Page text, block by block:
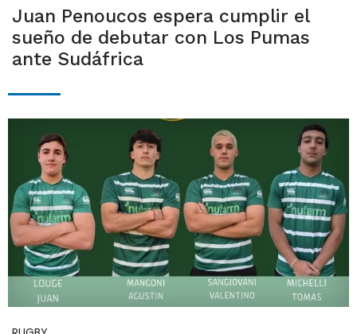
Juan Penoucos espera cumplir el
sueño de debutar con Los Pumas
ante Sudáfrica